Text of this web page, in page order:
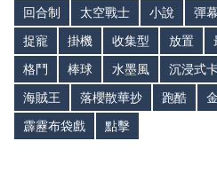
回合制
太空戰士 小說 彈幕
捉寵
掛機 收集型 放置
格鬥
棒球 水墨風 沉浸式
海賊王
落櫻散華抄 跑酷
霹靂布袋戲
點擊